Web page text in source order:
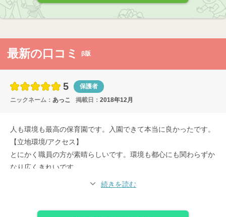
最新の口コミ β版
5
保護者
ニックネーム： あっこ 掲載日： 2018年12月
人も環境も最高の保育園です。入園できて本当に良かったです。
【立地環境/アクセス】
とにかく職員の方が素晴らしいです。環境も都心にも関わらずか
なり広くきれいです。
続きを読む